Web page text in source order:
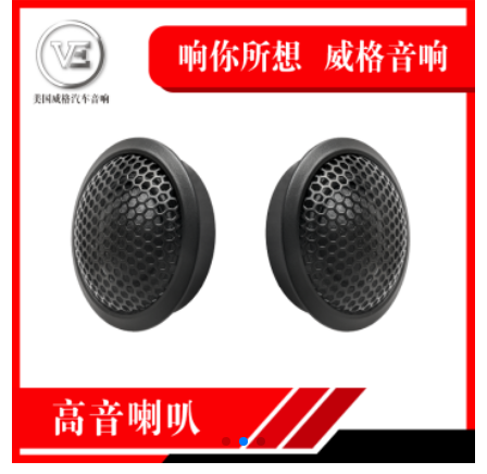
高レベニア低レベル
の信号接続ラインに
高回転低＋保険管＋5
mオーストリン
ントヴァンゲリCD機
を改造して家庭用ト
ーラクのCD機を変え
ます。